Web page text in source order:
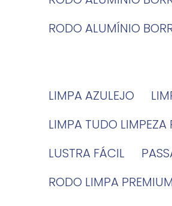
RODO ALUMÍNIO
LIMPA AZULEJO
LIMPA TUDO LIMPEZA
LUSTRA FÁCIL
RODO LIMPA